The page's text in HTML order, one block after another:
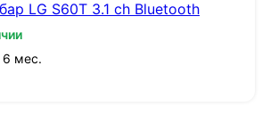
LG S60T 3.1 ch Bluetooth
6 мес.